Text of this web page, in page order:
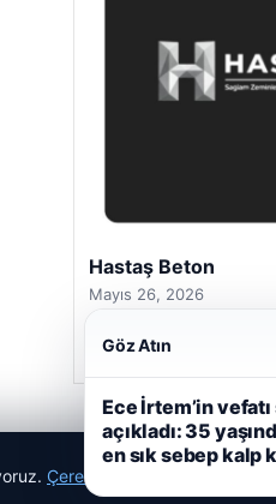
Hastaş Beton
Mayıs 26, 2026
Çerez Politikamız
Göz Atın
Ece İrtem’in
açıkladı: 35
en sık sebep kalp